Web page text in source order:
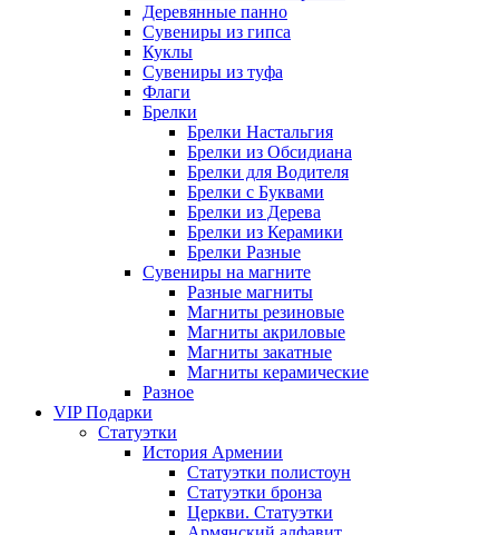
Деревянные панно
Сувениры из гипса
Куклы
Сувениры из туфа
Флаги
Брелки
Брелки Настальгия
Брелки из Обсидиана
Брелки для Водителя
Брелки с Буквами
Брелки из Дерева
Брелки из Керамики
Брелки Разные
Сувениры на магните
Разные магниты
Магниты резиновые
Магниты акриловые
Магниты закатные
Магниты керамические
Разное
VIP Подарки
Статуэтки
История Армении
Статуэтки полистоун
Статуэтки бронза
Церкви. Статуэтки